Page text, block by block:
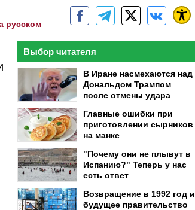
русском
Выбор читателя
В Иране насмехаются над
Дональдом Трампом
после отмены удара
Главные ошибки при
приготовлении сырников
на манке
"Почему они не плывут в
Испанию?" Теперь у нас
есть ответ
Возвращение в 1992 год и
будущее правительство